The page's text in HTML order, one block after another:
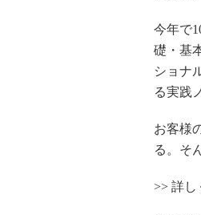
今年で
礎・基
ショナ
る実践
お客様
る。そ
>> 詳し